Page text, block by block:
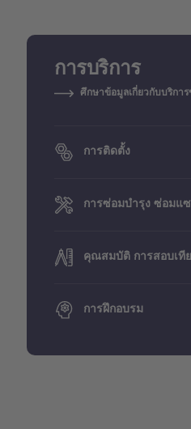
การบริการ
ศึกษาข้อมูลเกี่ยวกับบริการ
การติดตั้ง
การซ่อมบำรุง ซ่อมแ
คุณสมบัติ การสอบเที
การฝึกอบรม